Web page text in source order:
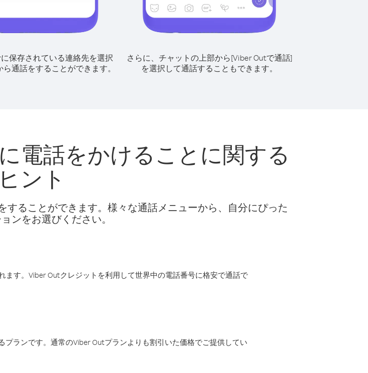
保存されている連絡先を選択
通話をすることができます。
さらに、チャットの上部から[Viber Outで通話]
を選択して通話することもできます。
電話をかけることに関する
ヒント
ることができます。様々な通話メニューから、自分にぴった
ンをお選びください。
す。Viber Outクレジットを利用して世界中の電話番号に格安で通話で
ランです。通常のViber Outプランよりも割引いた価格でご提供してい